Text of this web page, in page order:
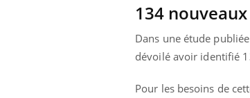
134
Dans une étude
dévoilé avoir identifié
Pour les besoins de